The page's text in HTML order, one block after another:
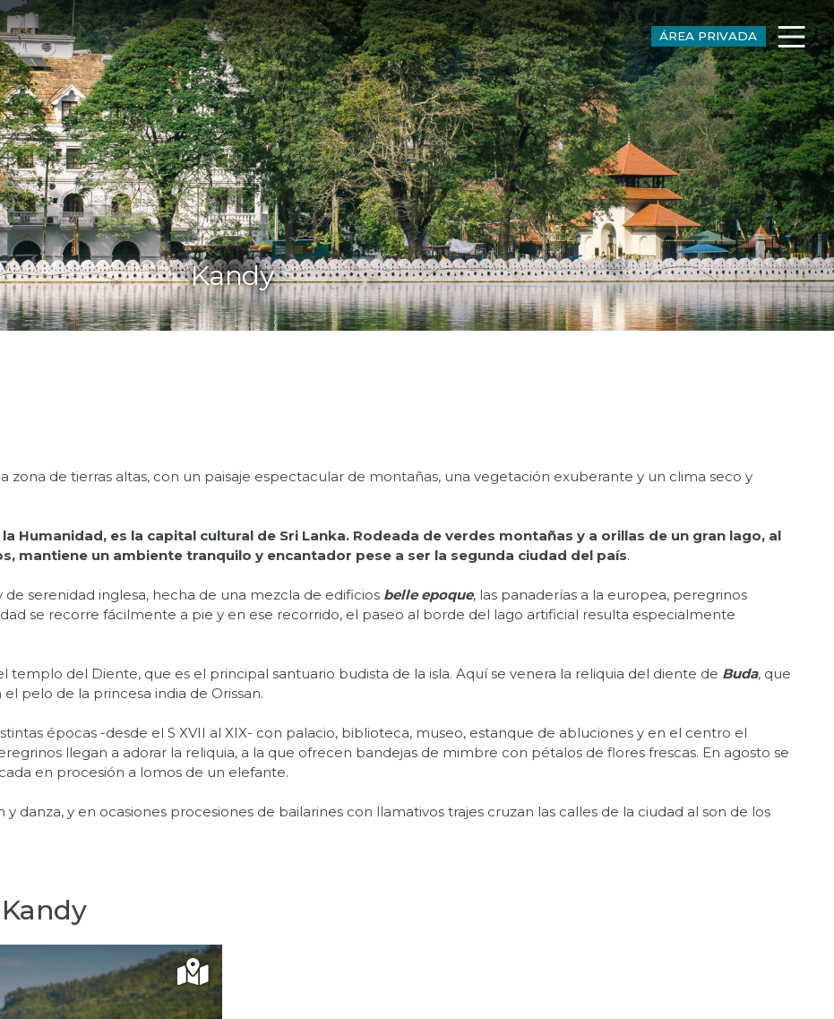
ÁREA PRIVADA
Kandy
zona de tierras altas, con un paisaje espectacular de montañas, una vegetación exuberante y un clima seco y
Humanidad, es la capital cultural de Sri Lanka. Rodeada de verdes montañas y a orillas de un gran lago, al
mantiene un ambiente tranquilo y encantador pese a ser la segunda ciudad del país.
serenidad inglesa, hecha de una mezcla de edificios belle epoque, las panaderías a la europea, peregrinos
se recorre fácilmente a pie y en ese recorrido, el paseo al borde del lago artificial resulta especialmente
templo del Diente, que es el principal santuario budista de la isla. Aquí se venera la reliquia del diente de Buda, que
pelo de la princesa india de Orissan.
épocas -desde el S XVII al XIX- con palacio, biblioteca, museo, estanque de abluciones y en el centro el
llegan a adorar la reliquia, a la que ofrecen bandejas de mimbre con pétalos de flores frescas. En agosto se
en procesión a lomos de un elefante.
danza, y en ocasiones procesiones de bailarines con llamativos trajes cruzan las calles de la ciudad al son de los